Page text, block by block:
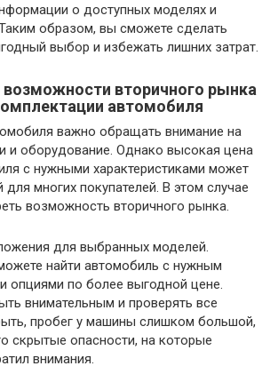
о доступных моделях и
образом, вы сможете сделать
выбор и избежать лишних затрат.
вторичного рынка
автомобиля
важно обращать внимание на
и оборудование. Однако высокая цена
с нужными характеристиками может
многих покупателей. В этом случае
возможность вторичного рынка.
для выбранных моделей.
найти автомобиль с нужным
опциями по более выгодной цене.
внимательным и проверять все
пробег у машины слишком большой,
скрытые опасности, на которые
внимания.